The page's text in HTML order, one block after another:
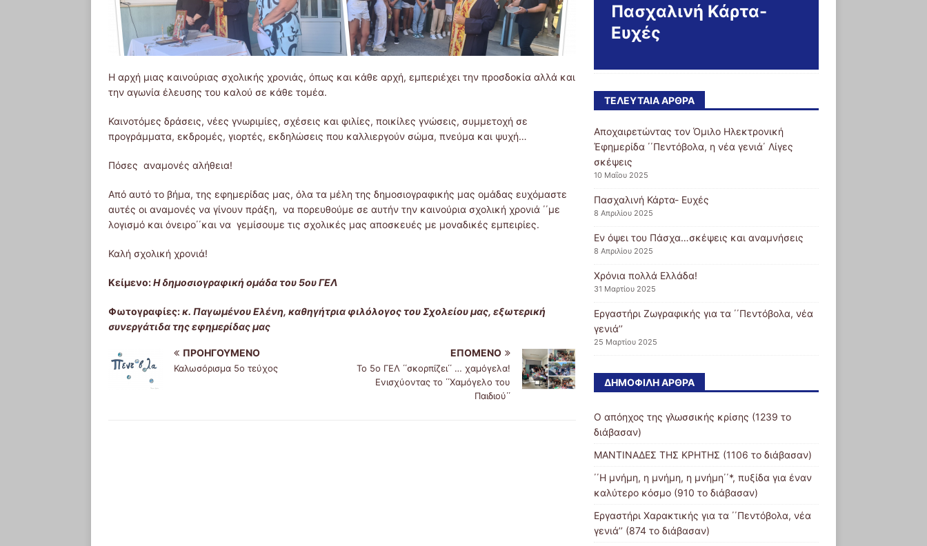
Η αρχή μιας καινούριας σχολικής χρονιάς, όπως και κάθε αρχή, εμπεριέχει την προσδοκία αλλά και
την αγωνία έλευσης του καλού σε κάθε τομέα.
Καινοτόμες δράσεις, νέες γνωριμίες, σχέσεις και φιλίες, ποικίλες γνώσεις, συμμετοχή σε
προγράμματα, εκδρομές, γιορτές, εκδηλώσεις που καλλιεργούν σώμα, πνεύμα και ψυχή…
Πόσες αναμονές αλήθεια!
Από αυτό το βήμα, της εφημερίδας μας, όλα τα μέλη της δημοσιογραφικής μας ομάδας ευχόμαστε
αυτές οι αναμονές να γίνουν πράξη, να πορευθούμε σε αυτήν την καινούρια σχολική χρονιά ΄΄με
λογισμό και όνειρο΄΄και να γεμίσουμε τις σχολικές μας αποσκευές με μοναδικές εμπειρίες.
Καλή σχολική χρονιά!
Κείμενο:Η δημοσιογραφική ομάδα του 5ου ΓΕΛ
Φωτογραφίες:κ. Παγωμένου Ελένη, καθηγήτρια φιλόλογος του Σχολείου μας, εξωτερική
συνεργάτιδα της εφημερίδας μας
ΠΡΟΗΓΟΎΜΕΝΟ
Καλωσόρισμα 5ο τεύχος
ΕΠΌΜΕΝΟ
Το 5ο ΓΕΛ ΄΄σκορπίζει΄΄ … χαμόγελα!
Ενισχύοντας το ΄΄Χαμόγελο του
Παιδιού΄΄
Πασχαλινή Κάρτα-
Ευχές
ΤΕΛΕΥΤΑΊΑ ΆΡΘΡΑ
Αποχαιρετώντας τον Όμιλο Ηλεκτρονική
Έφημερίδα ΄΄Πεντόβολα, η νέα γενιά΄ Λίγες
σκέψεις
10 Μαΐου 2025
Πασχαλινή Κάρτα- Ευχές
8 Απριλίου 2025
Εν όψει του Πάσχα…σκέψεις και αναμνήσεις
8 Απριλίου 2025
Χρόνια πολλά Ελλάδα!
31 Μαρτίου 2025
Εργαστήρι Ζωγραφικής για τα ΄΄Πεντόβολα, νέα
γενιά’’
25 Μαρτίου 2025
ΔΗΜΟΦΙΛΉ ΆΡΘΡΑ
Ο απόηχος της γλωσσικής κρίσης (1239 το
διάβασαν)
ΜΑΝΤΙΝΑΔΕΣ ΤΗΣ ΚΡΗΤΗΣ (1106 το διάβασαν)
΄΄Η μνήμη, η μνήμη, η μνήμη΄΄*, πυξίδα για έναν
καλύτερο κόσμο (910 το διάβασαν)
Εργαστήρι Χαρακτικής για τα ΄΄Πεντόβολα, νέα
γενιά’’ (874 το διάβασαν)